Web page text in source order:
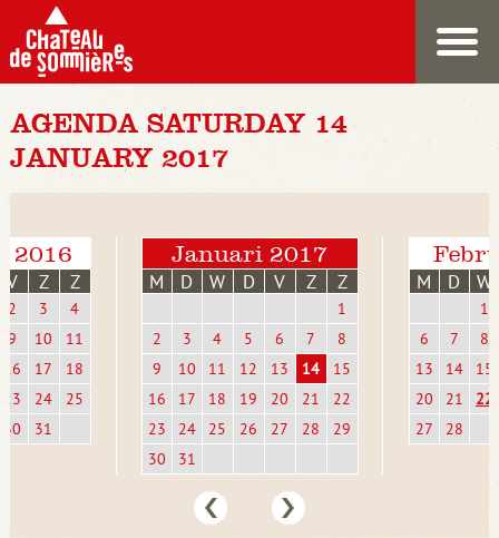
AGENDA SATURDAY 14
JANUARY 2017
2016
V Z Z
2 3
4
9
10
11
16
17
18
23
24
25
30
31
Januari 2017
M D W D V Z Z
1
2
3 4 5 6 7
8
9
10 11 12 13 14
15
16
17 18 19 20 21
22
23
24 25 26 27 28
29
30
31
M D W
1
6
7
8
13
14
15
20
21
22
27
28